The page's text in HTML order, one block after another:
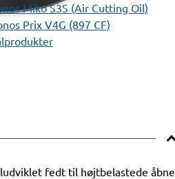
Miko S3S (Air Cutting Oil)
Prix V4G (897 CF)
fedt til højtbelastede åbne